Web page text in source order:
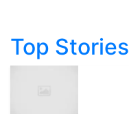
Top Stories